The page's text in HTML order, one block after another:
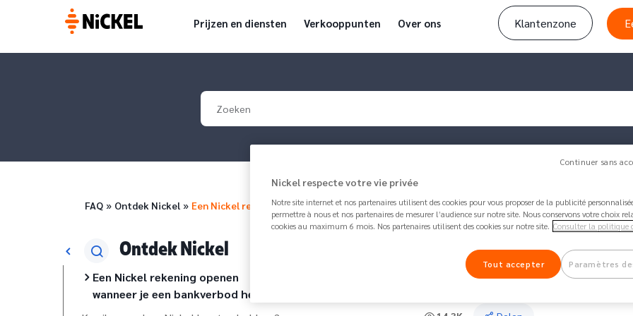
Prijzen en diensten Verkooppunten Over ons Klantenzone
Your search
Breadcrumb
FAQ Ontdek Nickel Een Nickel rekening openen…
Ontdek Nickel
Een Nickel rekening openen
wanneer je een bankverbod hebt.
Een Nickel rekening
bankverbod hebt.
Continuer sans
Nickel respecte votre vie privée
Notre site internet et nos partenaires utilisent des cookies pour vous proposer de la publicité
permettre à nous et nos partenaires de mesurer l’audience sur notre site. Nous conservons votre choix
cookies au maximum 6 mois. Nos partenaires utilisent des cookies sur notre site. Consulter la politique
Paramètres
Tout accepter